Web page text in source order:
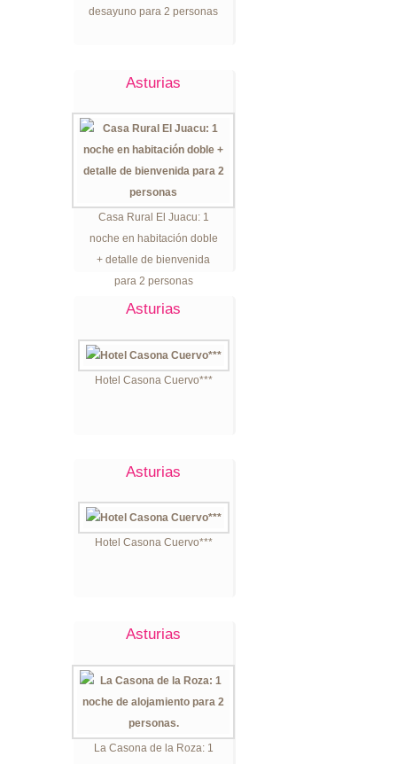
desayuno para 2 personas
Asturias
Casa Rural El Juacu: 1
noche en habitación doble
+ detalle de bienvenida
para 2 personas
Asturias
Hotel Casona Cuervo***
Asturias
Hotel Casona Cuervo***
Asturias
La Casona de la Roza: 1